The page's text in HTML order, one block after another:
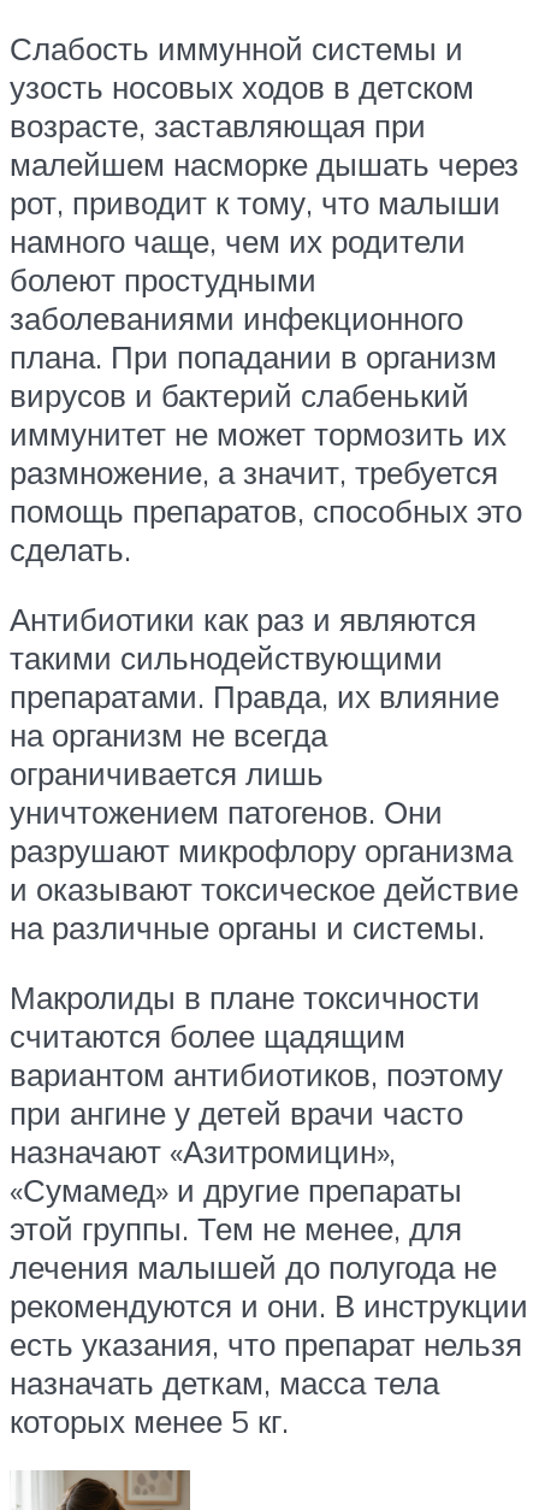
Слабость иммунной системы и
узость носовых ходов в детском
возрасте, заставляющая при
малейшем насморке дышать через
рот, приводит к тому, что малыши
намного чаще, чем их родители
болеют простудными
заболеваниями инфекционного
плана. При попадании в организм
вирусов и бактерий слабенький
иммунитет не может тормозить их
размножение, а значит, требуется
помощь препаратов, способных это
сделать.
Антибиотики как раз и являются
такими сильнодействующими
препаратами. Правда, их влияние
на организм не всегда
ограничивается лишь
уничтожением патогенов. Они
разрушают микрофлору организма
и оказывают токсическое действие
на различные органы и системы.
Макролиды в плане токсичности
считаются более щадящим
вариантом антибиотиков, поэтому
при ангине у детей врачи часто
назначают «Азитромицин»,
«Сумамед» и другие препараты
этой группы. Тем не менее, для
лечения малышей до полугода не
рекомендуются и они. В инструкции
есть указания, что препарат нельзя
назначать деткам, масса тела
которых менее 5 кг.